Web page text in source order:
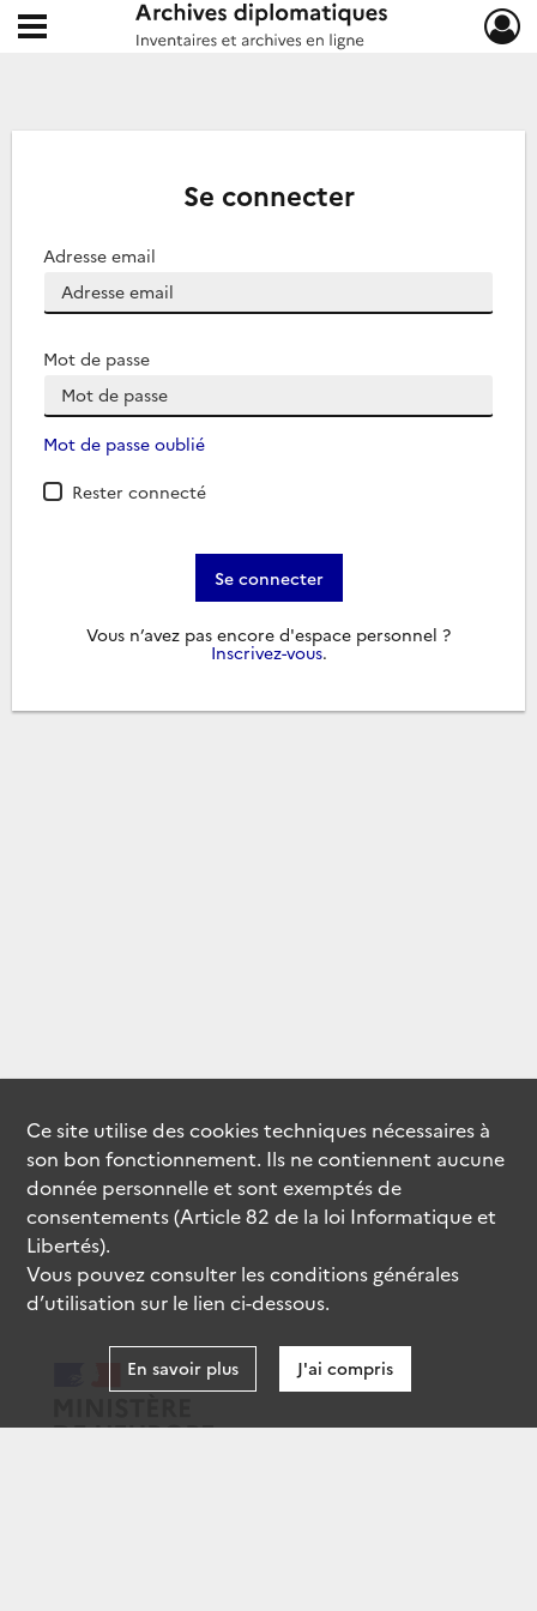
Archives diplomatiques
Ouvrir le menu déroulant
Se connecter
Adresse email
Mot de passe
Mot de passe oublié
Rester connecté
Se connecter
Vous n’avez pas encore d'espace personnel ?
Inscrivez-vous.
Ce site utilise descookiestechniques nécessaires à
son bon fonctionnement. Ils ne contiennent aucune
donnée personnelle et sont exemptés de
consentements (Article 82 de la loi Informatique et
Libertés).
Vous pouvez consulter les conditions générales
d’utilisation sur le lien ci-dessous.
En savoir plus J'ai compris